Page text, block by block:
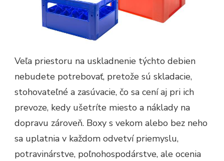
Veľa priestoru na uskladnenie týchto debien
nebudete potrebovať, pretože sú skladacie,
stohovateľné a zasúvacie, čo sa cení aj pri ich
prevoze, kedy ušetríte miesto a náklady na
dopravu zároveň. Boxy s vekom alebo bez neho
sa uplatnia v každom odvetví priemyslu,
potravinárstve, poľnohospodárstve, ale ocenia